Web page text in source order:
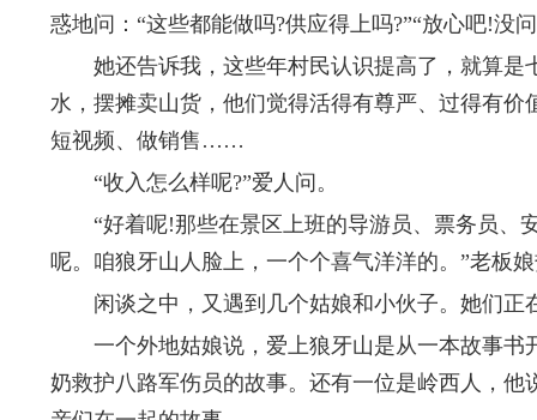
惑地问：“这些都能做吗?供应得上吗?”“放心吧!没
她还告诉我，这些年村民认识提高了，就算是
水，摆摊卖山货，他们觉得活得有尊严、过得有
短视频、做销售……
“收入怎么样呢?”爱人问。
“好着呢!那些在景区上班的导游员、票务员、
呢。咱狼牙山人脸上，一个个喜气洋洋的。”老板
闲谈之中，又遇到几个姑娘和小伙子。她们正
一个外地姑娘说，爱上狼牙山是从一本故事书
奶救护八路军伤员的故事。还有一位是岭西人，